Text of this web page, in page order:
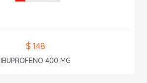
$ 1.48
IBUPROFENO 400 MG